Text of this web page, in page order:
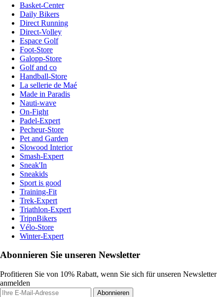
Basket-Center
Daily Bikers
Direct Running
Direct-Volley
Espace Golf
Foot-Store
Galopp-Store
Golf and co
Handball-Store
La sellerie de Maé
Made in Paradis
Nauti-wave
On-Fight
Padel-Expert
Pecheur-Store
Pet and Garden
Slowood Interior
Smash-Expert
Sneak'In
Sneakids
Sport is good
Training-Fit
Trek-Expert
Triathlon-Expert
TripnBikers
Vélo-Store
Winter-Expert
Abonnieren Sie unseren Newsletter
Profitieren Sie von 10% Rabatt, wenn Sie sich für unseren Newsletter
anmelden
Abonnieren